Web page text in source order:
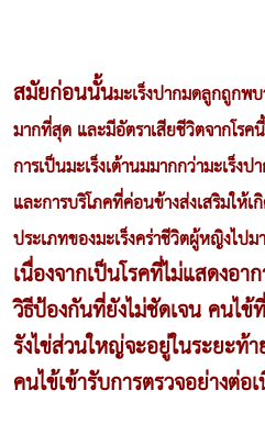
สมัยก่อนนั้นมะเร็งปากมดลูกถูกพ
มากที่สุด และมีอัตราเสียชีวิตจากโ
การเป็นมะเร็งเต้านมมากกว่ามะเร็ง
และการบริโภคที่ค่อนข้างส่งเสริมให้เ
ประเภทของมะเร็งคร่าชีวิตผู้หญิงไปม
เนื่องจากเป็นโรคที่ไม่แสดงอ
วิธีป้องกันที่ยังไม่ชัดเจน คนไข้
รังไข่ส่วนใหญ่จะอยู่ในระยะท้
คนไข้เข้ารับการตรวจอย่างต่อ